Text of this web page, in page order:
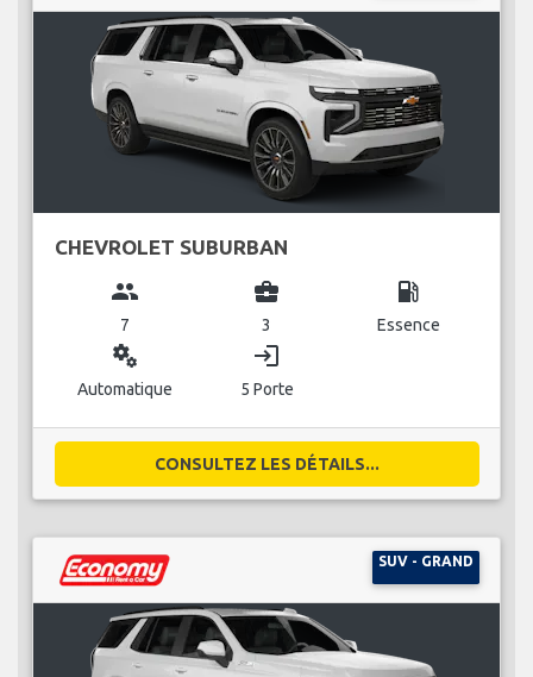
CHEVROLET SUBURBAN
group
7
business_center
3
local_gas_station
Essence
miscellaneous_services
Automatique
login
5 Porte
CONSULTEZ LES DÉTAILS...
SUV - GRAND